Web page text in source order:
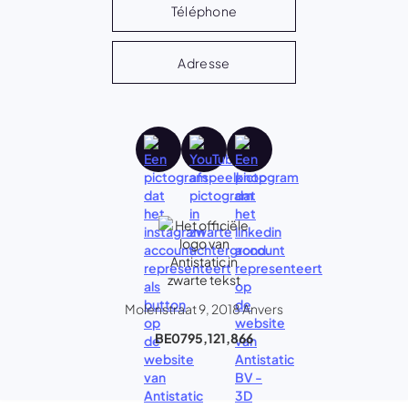
Téléphone
Adresse
Molenstraat 9, 2018 Anvers
BE0795,121,866